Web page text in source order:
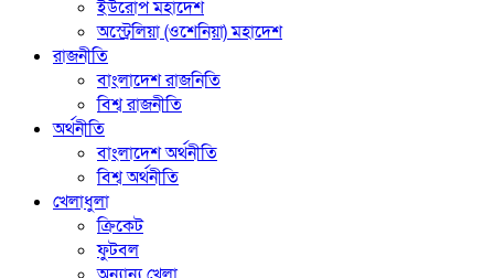
ইউরোপ মহাদেশ
অস্ট্রেলিয়া (ওশেনিয়া) মহাদেশ
রাজনীতি
বাংলাদেশ রাজনিতি
বিশ্ব রাজনীতি
অর্থনীতি
বাংলাদেশ অর্থনীতি
বিশ্ব অর্থনীতি
খেলাধুলা
ক্রিকেট
ফুটবল